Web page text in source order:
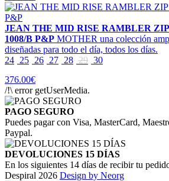
JEAN THE MID RISE RAMBLER
1008/B P&P MOTHER una colección
diseñadas para todo el día, todos los días.
24 25 26 27 28 29 30
376.00€
/!\ error getUserMedia.
PAGO SEGURO
Puedes pagar con Visa, MasterCard,
Paypal.
DEVOLUCIONES 15 DÍAS
En los siguientes 14 días de recibir tu
Despiral 2026 Design by Neorg